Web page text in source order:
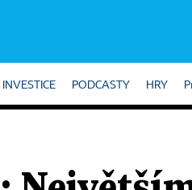
INVESTICE PODCASTY HRY